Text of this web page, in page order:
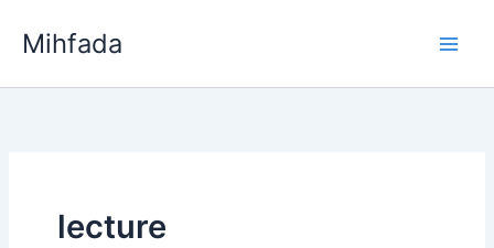
Mihfada
lecture